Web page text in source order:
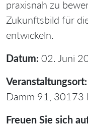
praxisnah zu
Zukunftsbild für
entwickeln.
Datum: 02. Juni
Veranstaltungsort:
Damm 91, 30173
Freuen Sie sich